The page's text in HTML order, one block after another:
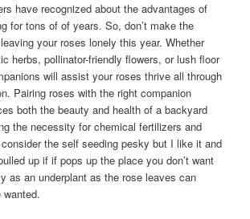
have recognized about the advantages of
for tons of of years. So, don’t make the
your roses lonely this year. Whether
herbs, pollinator-friendly flowers, or lush floor
will assist your roses thrive all through
Pairing roses with the right companion
both the beauty and health of a backyard
the necessity for chemical fertilizers and
the self seeding pesky but I like it and
up if if pops up the place you don’t want
as an underplant as the rose leaves can